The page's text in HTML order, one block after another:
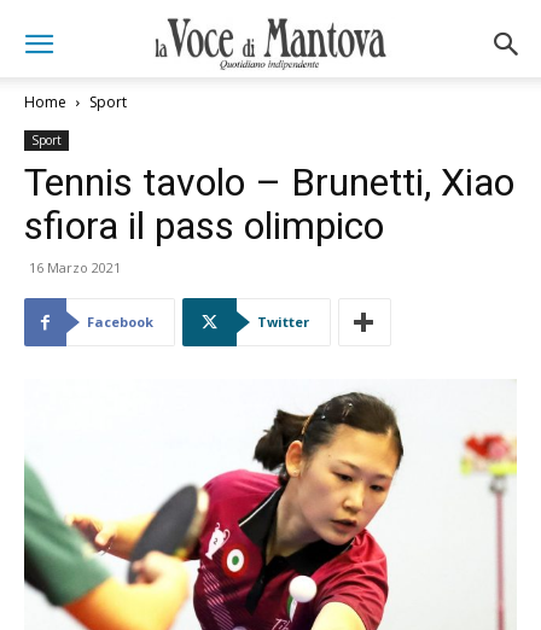
Home Sport
Sport
Tennis tavolo – Brunetti, Xiao
sfiora il pass olimpico
16 Marzo 2021
Facebook Twitter